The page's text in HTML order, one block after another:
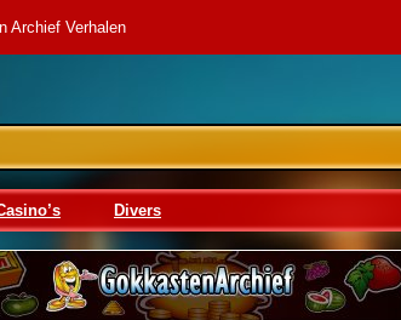
Archief Verhalen
Divers